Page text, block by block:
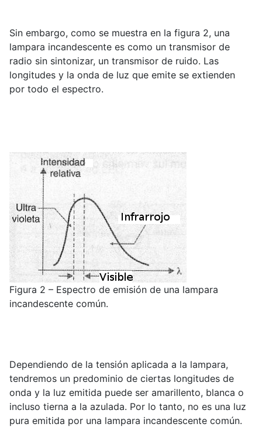
Sin embargo, como se muestra en la figura 2, una
lampara incandescente es como un transmisor de
radio sin sintonizar, un transmisor de ruido. Las
longitudes y la onda de luz que emite se extienden
por todo el espectro.
Figura 2 – Espectro de emisión de una lampara
incandescente común.
Dependiendo de la tensión aplicada a la lampara,
tendremos un predominio de ciertas longitudes de
onda y la luz emitida puede ser amarillento, blanca o
incluso tierna a la azulada. Por lo tanto, no es una luz
pura emitida por una lampara incandescente común.